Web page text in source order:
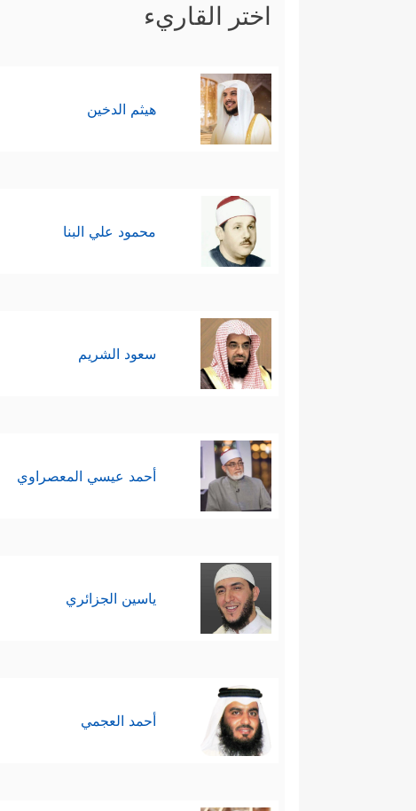
اختر القاريء
هيثم الدخين
محمود علي البنا
سعود الشريم
أحمد عيسي المعصراوي
ياسين الجزائري
أحمد العجمي